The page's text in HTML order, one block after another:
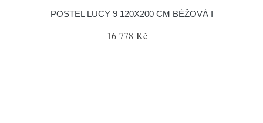
POSTEL LUCY 9 120X200 CM BÉŽOVÁ I
16 778 Kč